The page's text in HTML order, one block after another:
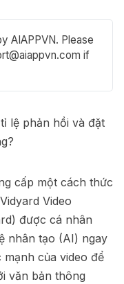
AIAPPVN. Please
if
lệ phản hồi và đặt
cấp một cách thức
Video
được cá nhân
nhân tạo (AI) ngay
của video để
văn bản thông